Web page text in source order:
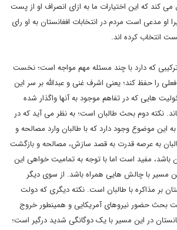
می کند که این اختیارات ما به ازای انصراف او از پست
مدعی است مردم در انتخابات افغانستان به او رای
انتخاب کرده اند.
که دارد با چند مسئله مهم مواجه است؛ نخست
را حفظ کند؛ یعنی اشرف غنی و عبدالله بر سر این
هایی که در تفاهم موجود به آنها واگذار شده
نکته دوم بحث طالبان است؛ به نظر می آید که در
این موضوع وجود دارد که با طالبان وارد مصالحه و
به عرصه قدرت به قصد سازش، مصالحه و بازگشت
باشد، مفید است اما با توجه به تمامیت خواهی این
مسیر با چالش هایی همراه باشد. از سوی دیگر
بر مذاکره با طالبان است. نکته دیگری که دولت
بحث حضور نیروهای آمریکایی و همینطور خروج
در این مسیر با یک دوگانگی شدید درگیر است؛